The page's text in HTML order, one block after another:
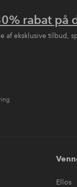
rabat på
af eksklusive tilbud,
Ellos